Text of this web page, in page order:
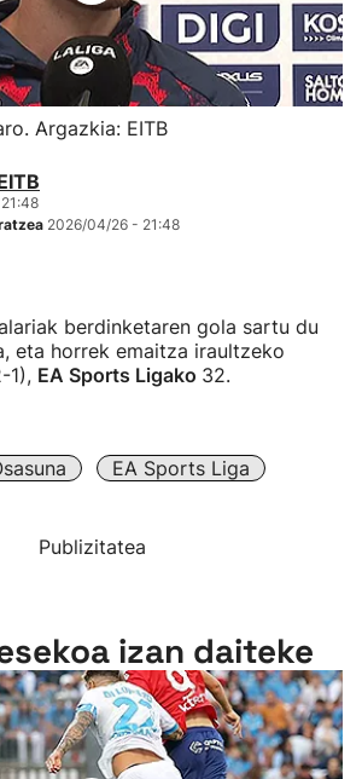
Argazkia: EITB
2026/04/26 - 21:48
berdinketaren gola sartu du
eta horrek emaitza iraultzeko
1), EA Sports Ligako 32.
EA Sports Liga
Publizitatea
izan daiteke